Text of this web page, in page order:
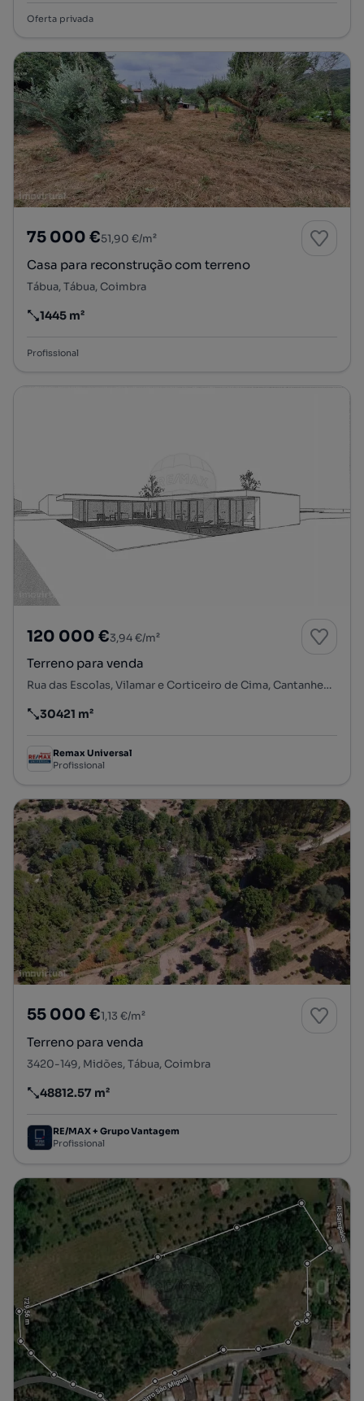
Oferta privada
75 000 €51,90 €/m²
Casa para reconstrução com terreno
Tábua, Tábua, Coimbra
Preço por metro quadrado
1445 m²
Profissional
120 000 €3,94 €/m²
Terreno para venda
Rua das Escolas, Vilamar e Corticeiro de Cima, Cantanhede, Coimbra
Preço por metro quadrado
30421 m²
Remax Universal
Profissional
55 000 €1,13 €/m²
Terreno para venda
3420-149, Midões, Tábua, Coimbra
Preço por metro quadrado
48812.57 m²
RE/MAX + Grupo Vantagem
Profissional